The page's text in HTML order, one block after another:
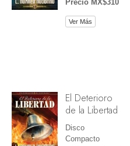
Precio MX$310
Ver Más
El Deterioro
de la Libertad
Disco
Compacto